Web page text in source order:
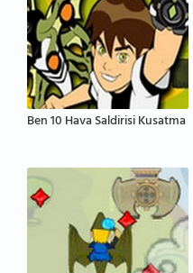
Ben 10 Hava Saldirisi Kusatma